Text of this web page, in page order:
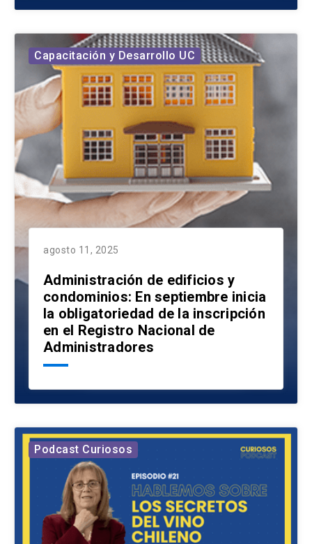
Capacitación y Desarrollo UC
agosto 11, 2025
Administración de edificios y
condominios: En septiembre inicia
la obligatoriedad de la inscripción
en el Registro Nacional de
Administradores
Podcast Curiosos